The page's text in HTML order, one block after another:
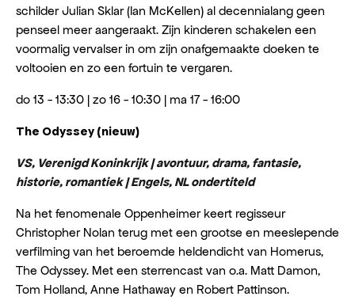
schilder Julian Sklar (Ian McKellen) al decennialang geen
penseel meer aangeraakt. Zijn kinderen schakelen een
voormalig vervalser in om zijn onafgemaakte doeken te
voltooien en zo een fortuin te vergaren.
do 13 - 13:30 | zo 16 - 10:30 | ma 17 - 16:00
The Odyssey (nieuw)
VS, Verenigd Koninkrijk | avontuur, drama, fantasie,
historie, romantiek | Engels, NL ondertiteld
Na het fenomenale Oppenheimer keert regisseur
Christopher Nolan terug met een grootse en meeslepende
verfilming van het beroemde heldendicht van Homerus,
The Odyssey. Met een sterrencast van o.a. Matt Damon,
Tom Holland, Anne Hathaway en Robert Pattinson.